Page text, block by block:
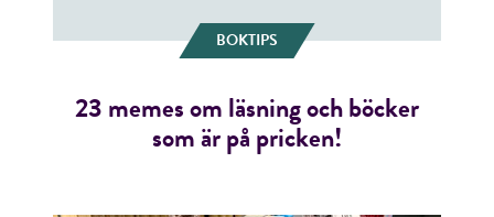
BOKTIPS
23 memes om läsning och böcker
som är på pricken!